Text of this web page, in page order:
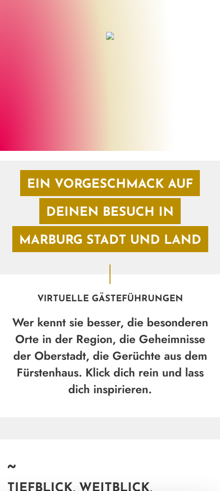
EIN VORGESCHMACK AUF
DEINEN BESUCH IN
MARBURG STADT UND LAND
VIRTUELLE GÄSTEFÜHRUNGEN
Wer kennt sie besser, die besonderen
Orte in der Region, die Geheimnisse
der Oberstadt, die Gerüchte aus dem
Fürstenhaus. Klick dich rein und lass
dich inspirieren.
~
TIEFBLICK, WEITBLICK,